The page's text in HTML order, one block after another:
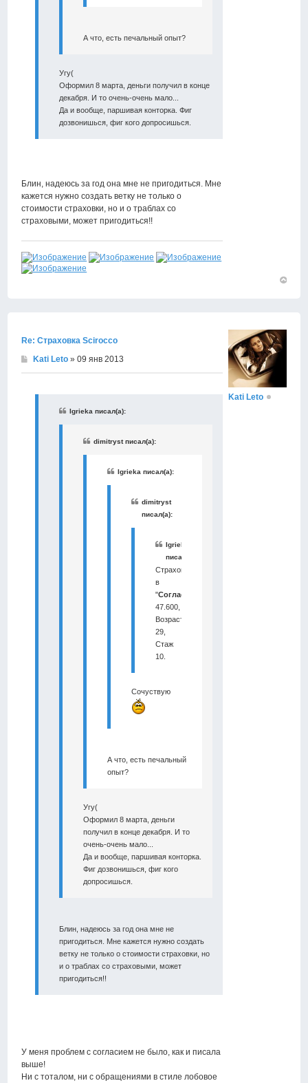
А что, есть печальный опыт?
Угу(
Оформил 8 марта, деньги получил в конце
декабря. И то очень-очень мало...
Да и вообще, паршивая конторка. Фиг
дозвонишься, фиг кого допросишься.
Блин, надеюсь за год она мне не пригодиться. Мне
кажется нужно создать ветку не только о
стоимости страховки, но и о траблах со
страховыми, может пригодиться!!
Re: Страховка Scirocco
Kati Leto » 09 янв 2013
Igrieka писал(а):
dimitryst писал(а):
Igrieka писал(а):
dimitryst
писал(а):
Igrieka
писал(а):
Страховка
в
"Согласии
47.600,
Возраст
29,
Стаж
10.
Сочуствую
А что, есть печальный
опыт?
Угу(
Оформил 8 марта, деньги
получил в конце декабря. И то
очень-очень мало...
Да и вообще, паршивая конторка.
Фиг дозвонишься, фиг кого
допросишься.
Блин, надеюсь за год она мне не
пригодиться. Мне кажется нужно создать
ветку не только о стоимости страховки, но
и о траблах со страховыми, может
пригодиться!!
У меня проблем с согласием не было, как и писала
выше!
Ни с тоталом, ни с обращениями в стиле лобовое
Kati Leto